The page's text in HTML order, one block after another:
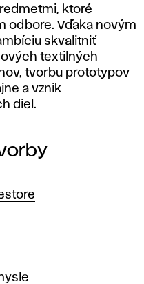
ktoré
odbore. Vďaka novým
skvalitniť
textilných
tvorbu prototypov
a vznik
diel.